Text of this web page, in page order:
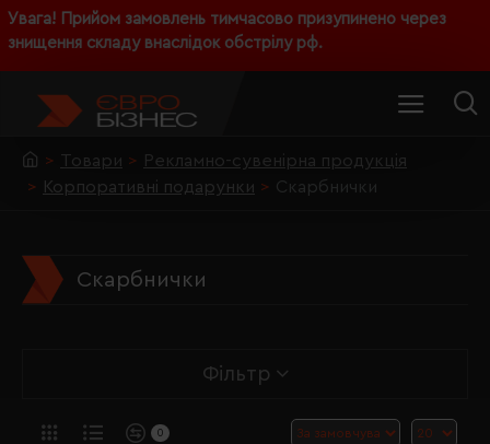
Увага! Прийом замовлень тимчасово призупинено через
знищення складу внаслідок обстрілу рф.
Товари
Рекламно-сувенірна продукція
Корпоративні подарунки
Скарбнички
Скарбнички
Фільтр
0